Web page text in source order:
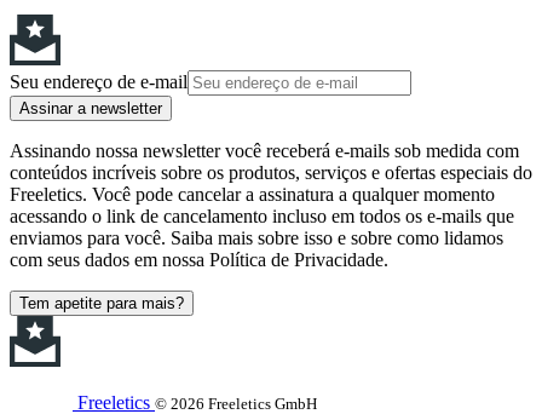
Seu endereço de e-mail
Assinar a newsletter
Assinando nossa newsletter você receberá e-mails sob medida com
conteúdos incríveis sobre os produtos, serviços e ofertas especiais do
Freeletics. Você pode cancelar a assinatura a qualquer momento
acessando o link de cancelamento incluso em todos os e-mails que
enviamos para você. Saiba mais sobre isso e sobre como lidamos
com seus dados em nossa Política de Privacidade.
Tem apetite para mais?
Freeletics © 2026 Freeletics GmbH